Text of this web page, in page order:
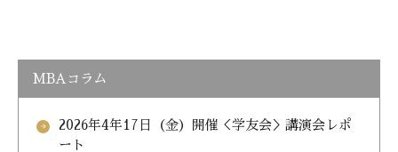
MBAコラム
arrow_forward
2026年4年17日（金）開催＜学友会＞講演会レポ
ート